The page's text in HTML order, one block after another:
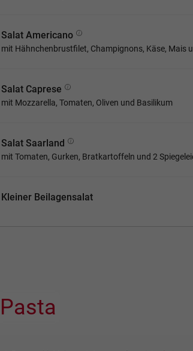
Salat Americano
mit Hähnchenbrustfilet, Champignons, Käse, Mais
Salat Caprese
mit Mozzarella, Tomaten, Oliven und Basilikum
Salat Saarland
mit Tomaten, Gurken, Bratkartoffeln und 2
Kleiner Beilagensalat
Pasta